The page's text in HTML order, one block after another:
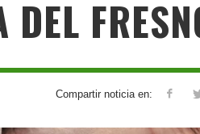
Compartir noticia en: